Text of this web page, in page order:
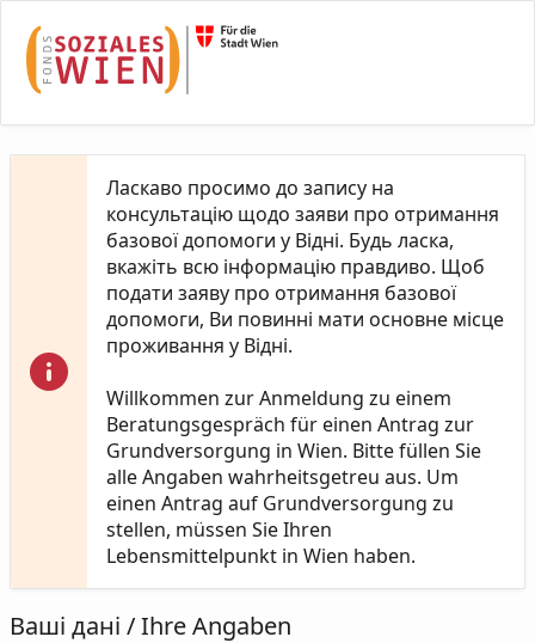
Ласкаво просимо до запису на
консультацію щодо заяви про отримання
базової допомоги у Відні. Будь ласка,
вкажіть всю інформацію правдиво. Щоб
подати заяву про отримання базової
допомоги, Ви повинні мати основне місце
проживання у Відні.
Willkommen zur Anmeldung zu einem
Beratungsgespräch für einen Antrag zur
Grundversorgung in Wien. Bitte füllen Sie
alle Angaben wahrheitsgetreu aus. Um
einen Antrag auf Grundversorgung zu
stellen, müssen Sie Ihren
Lebensmittelpunkt in Wien haben.
Ваші дані / Ihre Angaben